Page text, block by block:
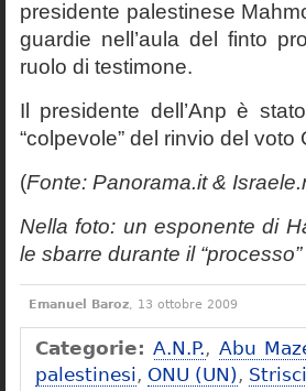
presidente palestinese
guardie nell’aula del finto
ruolo di testimone.
Il presidente dell’Anp è
“colpevole” del rinvio del voto
(Fonte: Panorama.it &
Nella foto: un esponente di
le sbarre durante il “processo”
Emanuel Baroz, 13 ottobre 2009
Categorie: A.N.P., Abu
palestinesi, ONU (UN),